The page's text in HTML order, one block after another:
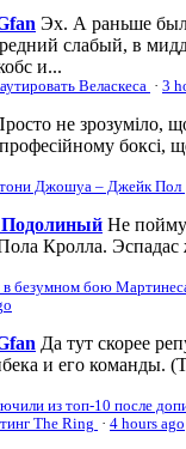
Эх. А раньше
слабый, в
и...
Веласкеса · 3
не зрозуміло,
боксі,
Джошуа – Джейк Пол
Подолиный Не
Кролла.
безумном бою
Да тут скорее
и его команды.
из топ-10 после
The Ring · 4 hours ago